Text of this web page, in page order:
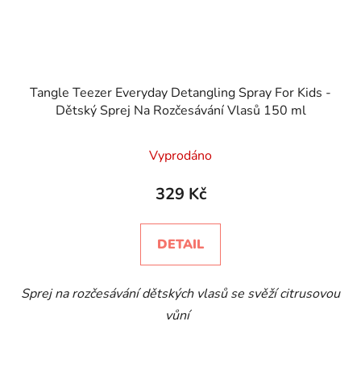
Tangle Teezer Everyday Detangling Spray For Kids -
Dětský Sprej Na Rozčesávání Vlasů 150 ml
Vyprodáno
329 Kč
DETAIL
Sprej na rozčesávání dětských vlasů se svěží citrusovou
vůní